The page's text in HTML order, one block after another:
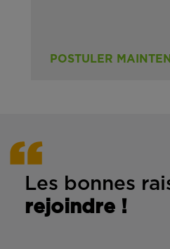
POSTULER
Les bonnes
rejoindre !